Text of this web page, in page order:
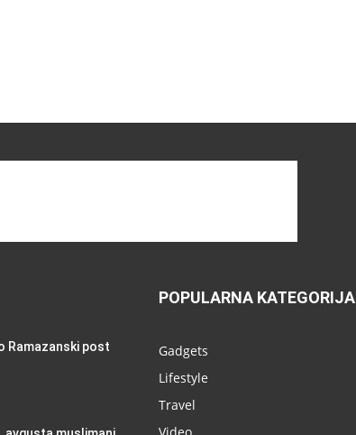
Ramazanski post
POPULARNA KATEGORIJA
Gadgets
Lifestyle
Travel
Video